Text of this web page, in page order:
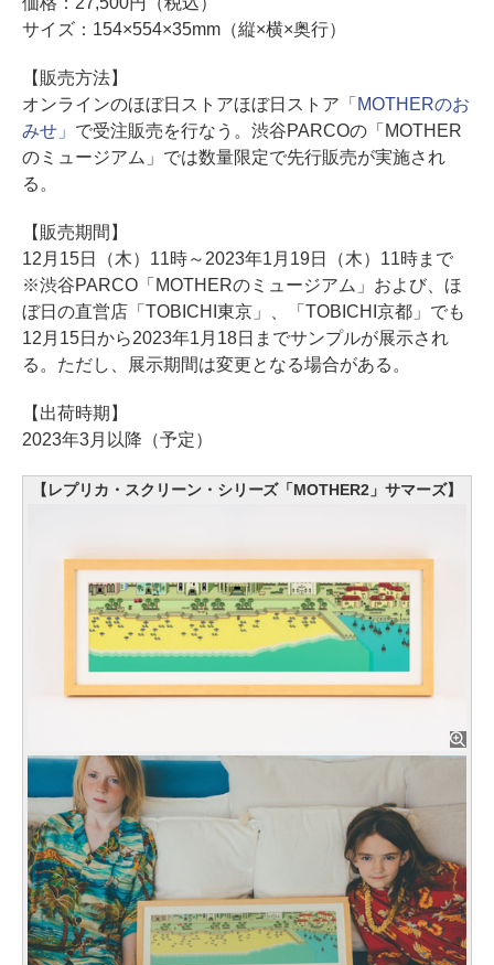
サイズ：154×554×35mm（縦×横×奥行）
【販売方法】
オンラインのほぼ日ストアほぼ日ストア 「MOTHERのお
みせ」 で受注販売を行なう。渋谷PARCOの「MOTHER
のミュージアム」では数量限定で先行販売が実施され
る。
【販売期間】
12月15日（木）11時～2023年1月19日（木）11時まで
※渋谷PARCO「MOTHERのミュージアム」および、ほ
ぼ日の直営店「TOBICHI東京」、「TOBICHI京都」でも
12月15日から2023年1月18日までサンプルが展示され
る。ただし、展示期間は変更となる場合がある。
【出荷時期】
2023年3月以降（予定）
【レプリカ・スクリーン・シリーズ「MOTHER2」サマーズ】